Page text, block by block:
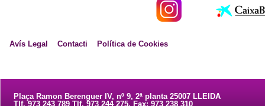
Avís Legal Contacti Política de Cookies
Plaça Ramon Berenguer IV, nº 9, 2ª planta 25007 LLEIDA
Tlf. 973 243 789 Tlf. 973 244 275. Fax: 973 238 310